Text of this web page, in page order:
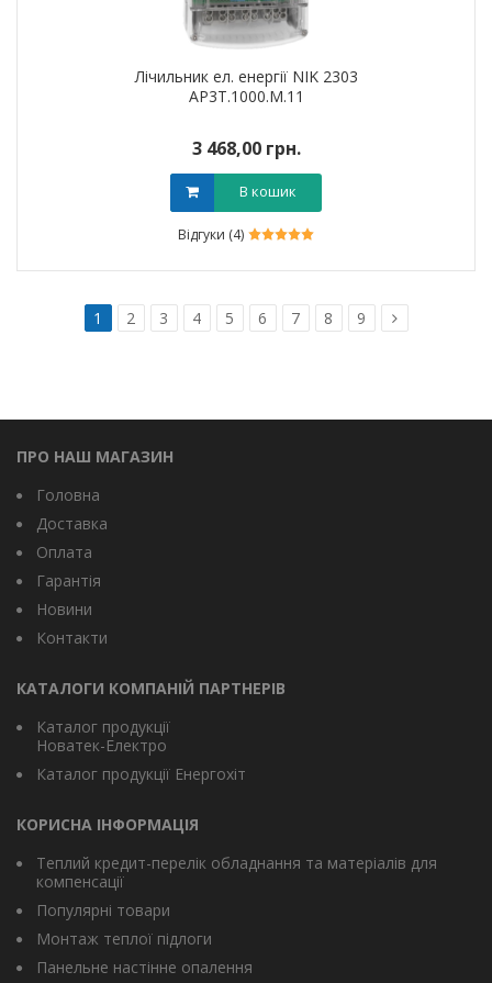
Лічильник ел. енергії NIK 2303
АР3Т.1000.М.11
3 468,00 грн.
В кошик
Відгуки (4)
1 2 3 4 5 6 7 8 9
ПРО НАШ МАГАЗИН
Головна
Доставка
Оплата
Гарантія
Новини
Контакти
КАТАЛОГИ КОМПАНІЙ ПАРТНЕРІВ
Каталог продукції
Новатек-Електро
Каталог продукції Енергохіт
КОРИСНА ІНФОРМАЦІЯ
Теплий кредит-перелік обладнання та матеріалів для
компенсації
Популярні товари
Монтаж теплої підлоги
Панельне настінне опалення